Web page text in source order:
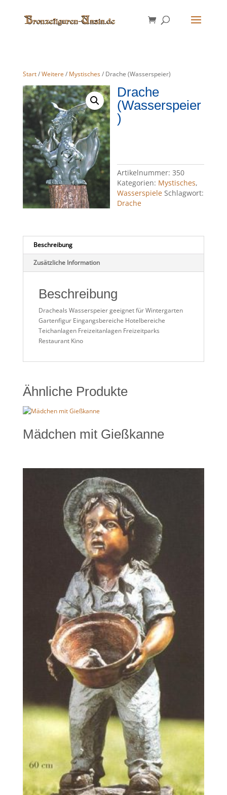
Start/Weitere / Mystisches/ Drache (Wasserspeier)
Drache
(Wasserspeier
)
Artikelnummer:350
Kategorien: Mystisches,
Wasserspiele Schlagwort:
Drache
Beschreibung
Zusätzliche Information
Beschreibung
Dracheals Wasserspeier geeignet für Wintergarten
Gartenfigur Eingangsbereiche Hotelbereiche
Teichanlagen Freizeitanlagen Freizeitparks
Restaurant Kino
Ähnliche Produkte
Mädchen mit Gießkanne